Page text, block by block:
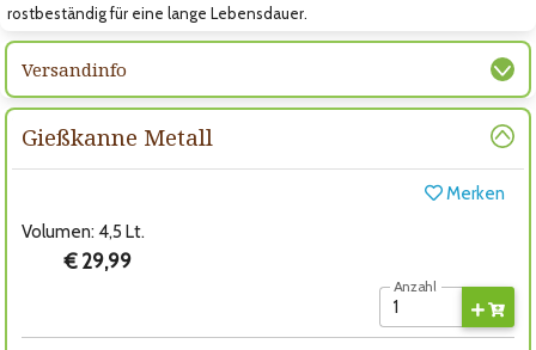
rostbeständig für eine lange Lebensdauer.
Versandinfo
Gießkanne Metall
Merken
Volumen: 4,5 Lt.
€ 29,99
Anzahl